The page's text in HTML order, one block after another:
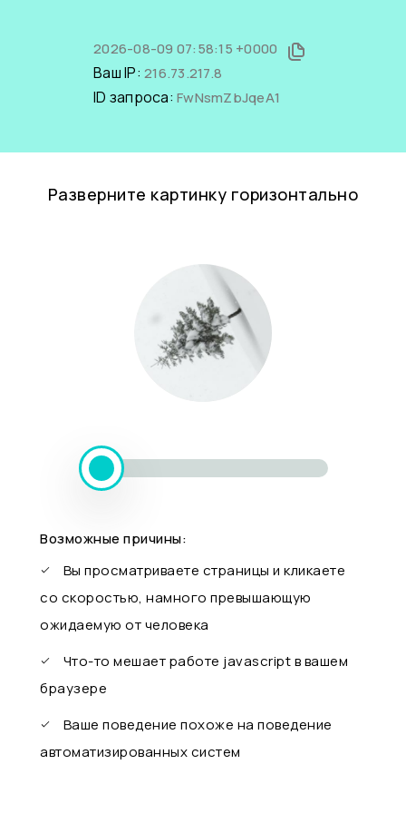
2026-08-09 07:58:15 +0000
Ваш IP: 216.73.217.8
ID запроса: FwNsmZbJqeA1
Разверните картинку горизонтально
Возможные причины:
Вы просматриваете страницы и кликаете
со скоростью, намного превышающую
ожидаемую от человека
Что-то мешает работе javascript в вашем
браузере
Ваше поведение похоже на поведение
автоматизированных систем